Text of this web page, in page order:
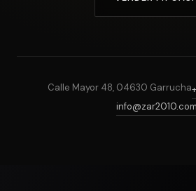
Calle Mayor 48, 04630 Garrucha
info@zar2010.com